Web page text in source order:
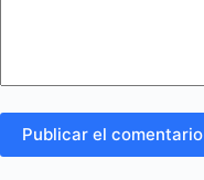
Publicar el comentario